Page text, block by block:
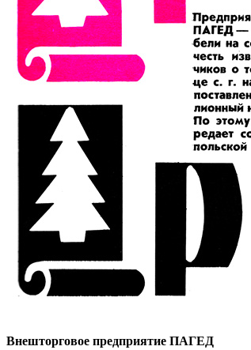
Внешторговое предприятие ПАГЕД